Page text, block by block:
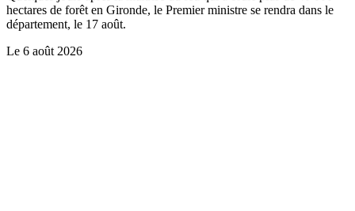
hectares de forêt en Gironde, le Premier ministre se rendra dans le
département, le 17 août.
Le 6 août 2026